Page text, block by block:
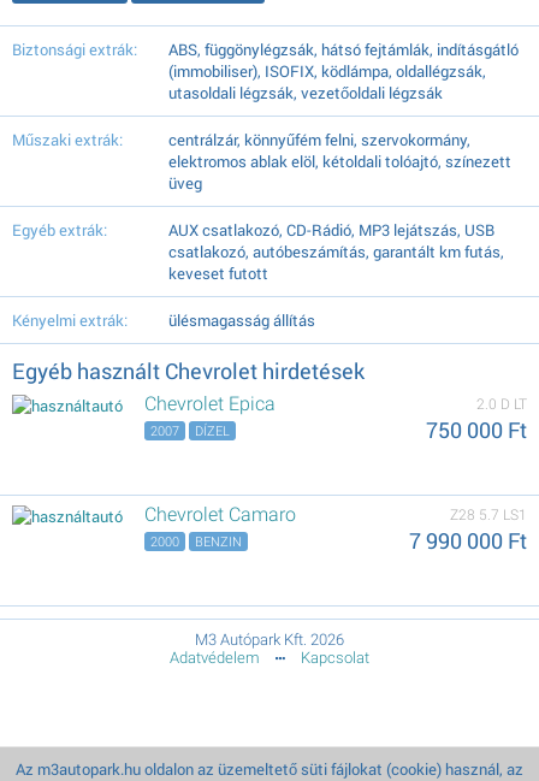
Biztonsági extrák:
ABS, függönylégzsák, hátsó fejtámlák, indításgátló
(immobiliser), ISOFIX, ködlámpa, oldallégzsák,
utasoldali légzsák, vezetőoldali légzsák
Műszaki extrák:
centrálzár, könnyűfém felni, szervokormány,
elektromos ablak elöl, kétoldali tolóajtó, színezett
üveg
Egyéb extrák:
AUX csatlakozó, CD-Rádió, MP3 lejátszás, USB
csatlakozó, autóbeszámítás, garantált km futás,
keveset futott
Kényelmi extrák: ülésmagasság állítás
Egyéb használt Chevrolet hirdetések
Chevrolet Epica 2.0 D LT
750 000 Ft
2007 DÍZEL
Chevrolet Camaro Z28 5.7 LS1
7 990 000 Ft
2000 BENZIN
M3 Autópark Kft. 2026
Adatvédelem
Kapcsolat
Az m3autopark.hu oldalon az üzemeltető süti fájlokat (cookie) használ, az